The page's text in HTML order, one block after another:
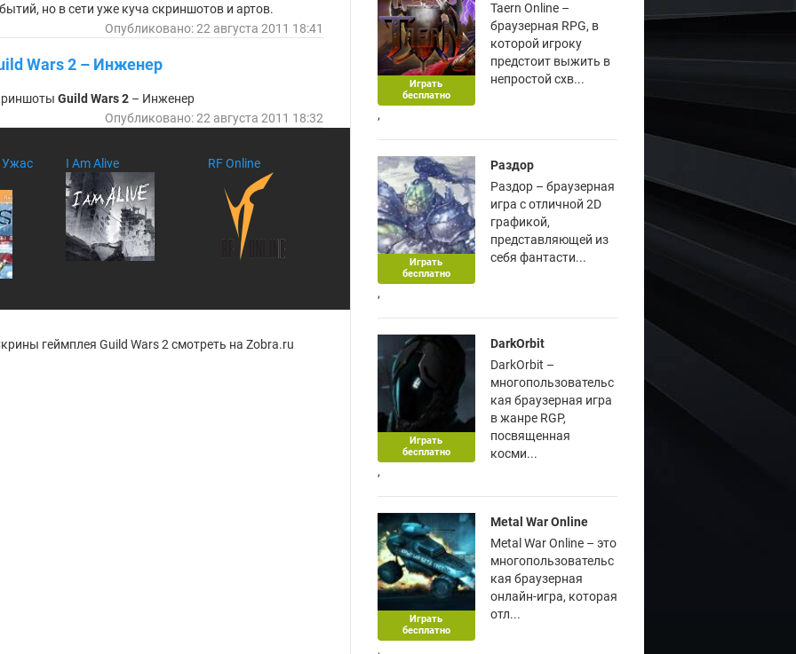
но в сети уже куча скриншотов и артов.
Опубликовано: 22 августа 2011 18:41
Wars 2 – Инженер
Guild Wars 2– Инженер
Опубликовано: 22 августа 2011 18:32
Ужас
I Am Alive RF Online
геймплея Guild Wars 2 смотреть на Zobra.ru
Играть
бесплатно
,
Taern Online –
браузерная RPG, в
которой игроку
предстоит выжить в
непростой схв...
Играть
бесплатно
,
Раздор
Раздор – браузерная
игра с отличной 2D
графикой,
представляющей из
себя фантасти...
Играть
бесплатно
,
DarkOrbit
DarkOrbit –
многопользовательс
кая браузерная игра
в жанре RGP,
посвященная
косми...
Играть
бесплатно
,
Metal War Online
Metal War Online – это
многопользовательс
кая браузерная
онлайн-игра, которая
отл...